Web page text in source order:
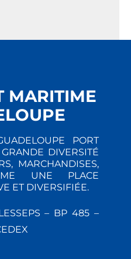
MARITIME
PORT
DIVERSITÉ
MARCHANDISES,
UNE PLACE
ET DIVERSIFIÉE.
– BP 485 –